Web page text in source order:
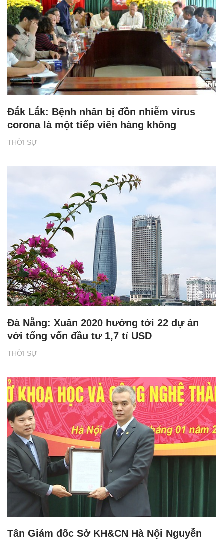
THỜI SỰ
Đắk Lắk: Bệnh nhân bị đồn nhiễm virus
corona là một tiếp viên hàng không
THỜI SỰ
Đà Nẵng: Xuân 2020 hướng tới 22 dự án
với tổng vốn đầu tư 1,7 tỉ USD
Tân Giám đốc Sở KH&CN Hà Nội Nguyễn